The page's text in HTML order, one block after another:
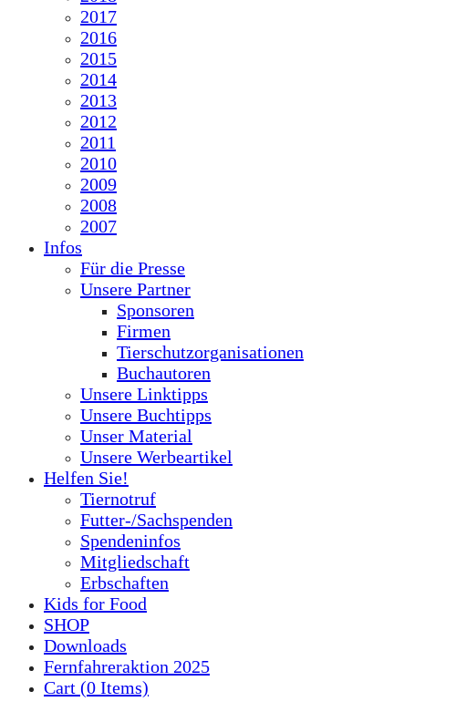
2017
2016
2015
2014
2013
2012
2011
2010
2009
2008
2007
Infos
Für die Presse
Unsere Partner
Sponsoren
Firmen
Tierschutzorganisationen
Buchautoren
Unsere Linktipps
Unsere Buchtipps
Unser Material
Unsere Werbeartikel
Helfen Sie!
Tiernotruf
Futter-/Sachspenden
Spendeninfos
Mitgliedschaft
Erbschaften
Kids for Food
SHOP
Downloads
Fernfahreraktion 2025
Cart (0 Items)